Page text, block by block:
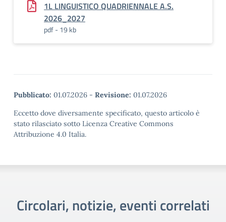
1L LINGUISTICO QUADRIENNALE A.S.
2026_2027
pdf - 19 kb
Pubblicato: 01.07.2026 - Revisione: 01.07.2026
Eccetto dove diversamente specificato, questo articolo è
stato rilasciato sotto Licenza Creative Commons
Attribuzione 4.0 Italia.
Circolari, notizie, eventi correlati